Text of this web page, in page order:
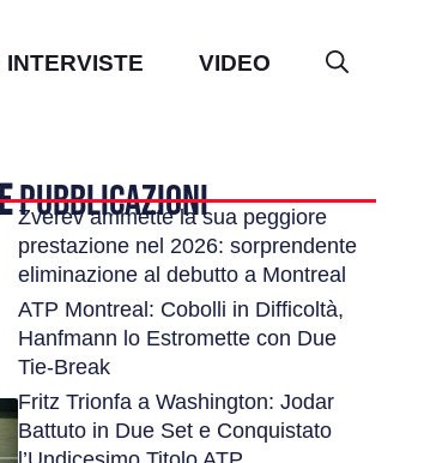
VIDEO
PUBBLICAZIONI
Zverev ammette la sua peggiore
prestazione nel 2026: sorprendente
eliminazione al debutto a Montreal
ATP Montreal: Cobolli in Difficoltà,
Hanfmann lo Estromette con Due
Tie-Break
Fritz Trionfa a Washington: Jodar
Battuto in Due Set e Conquistato